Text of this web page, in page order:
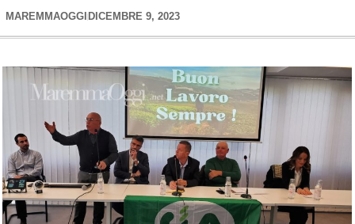
MAREMMAOGGI DICEMBRE 9, 2023